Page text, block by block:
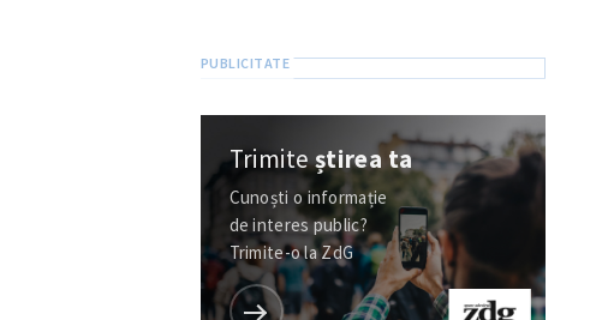
Trimiteștirea ta
Cunoști o informație
de interes public?
Trimite-o la ZdG